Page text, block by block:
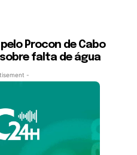
Procon de Cabo
falta de água
-